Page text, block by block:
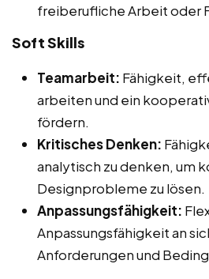
freiberufliche Arbeit oder
Soft Skills
Teamarbeit: Fähigkeit,
arbeiten und ein
fördern.
Kritisches Denken:
analytisch zu denken, um
Designprobleme zu lösen.
Anpassungsfähigkeit:
Anpassungsfähigkeit an
Anforderungen und